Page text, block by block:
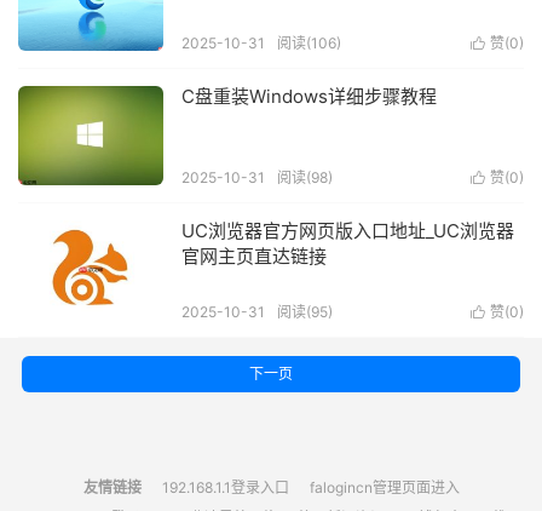
 赞(0)
2025-10-31 阅读(106)
C盘重装Windows详细步骤教程
 赞(0)
2025-10-31 阅读(98)
UC浏览器官方网页版入口地址_UC浏览器
官网主页直达链接
 赞(0)
2025-10-31 阅读(95)
下一页
友情链接 192.168.1.1登录入口
falogincn管理页面进入